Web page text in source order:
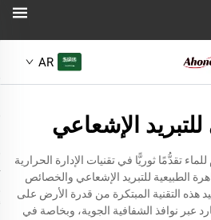
AR
الإشعاعي
تقدُّمًا ثوريًّا في تقنيات الإدارة الحرارية
الطبيعية للتبريد الإشعاعي والخصائص
هذه التقنية المبتكرة من قدرة الأرض على
عبر نوافذ الشفافية الجوية، وبخاصة في